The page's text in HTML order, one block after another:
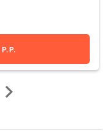
P.P.